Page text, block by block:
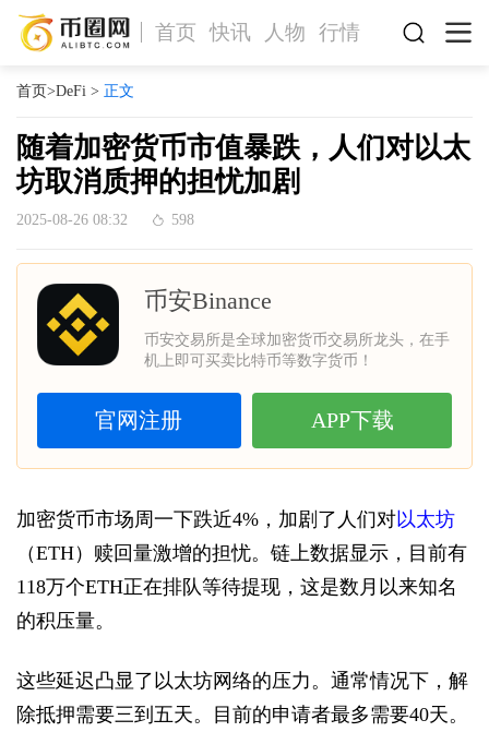
首页 快讯 人物 行情
首页>DeFi > 正文
随着加密货币市值暴跌，人们对以太
坊取消质押的担忧加剧
2025-08-26 08:32 598
币安Binance
币安交易所是全球加密货币交易所龙头，在手
机上即可买卖比特币等数字货币！
官网注册 APP下载
加密货币市场周一下跌近4%，加剧了人们对以太坊
（ETH）赎回量激增的担忧。链上数据显示，目前有
118万个ETH正在排队等待提现，这是数月以来知名
的积压量。
这些延迟凸显了以太坊网络的压力。通常情况下，解
除抵押需要三到五天。目前的申请者最多需要40天。